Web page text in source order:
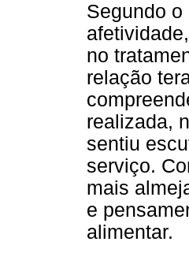
Segundo
no
relação
realizada,
sentiu
serviço.
mais
e
alimentar.